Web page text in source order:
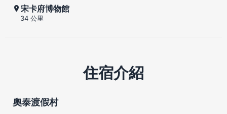
宋卡府博物館
34 公里
住宿介紹
奧泰渡假村